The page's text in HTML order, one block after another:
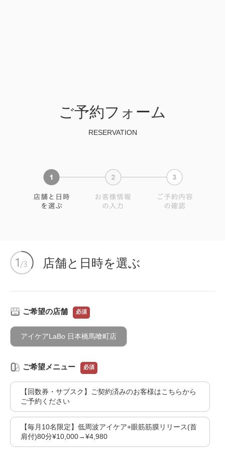
ご予約フォーム
RESERVATION
店舗と日時を選ぶ
ご希望の店舗 必須
アイケアLaBo 日本橋馬喰町店
ご希望メニュー 必須
【回数券・サブスク】ご契約済みのお客様はこちらから
ご予約ください
【毎月10名限定】低周波アイケア+眼筋筋膜リリース(首
肩付)80分¥10,000→¥4,980